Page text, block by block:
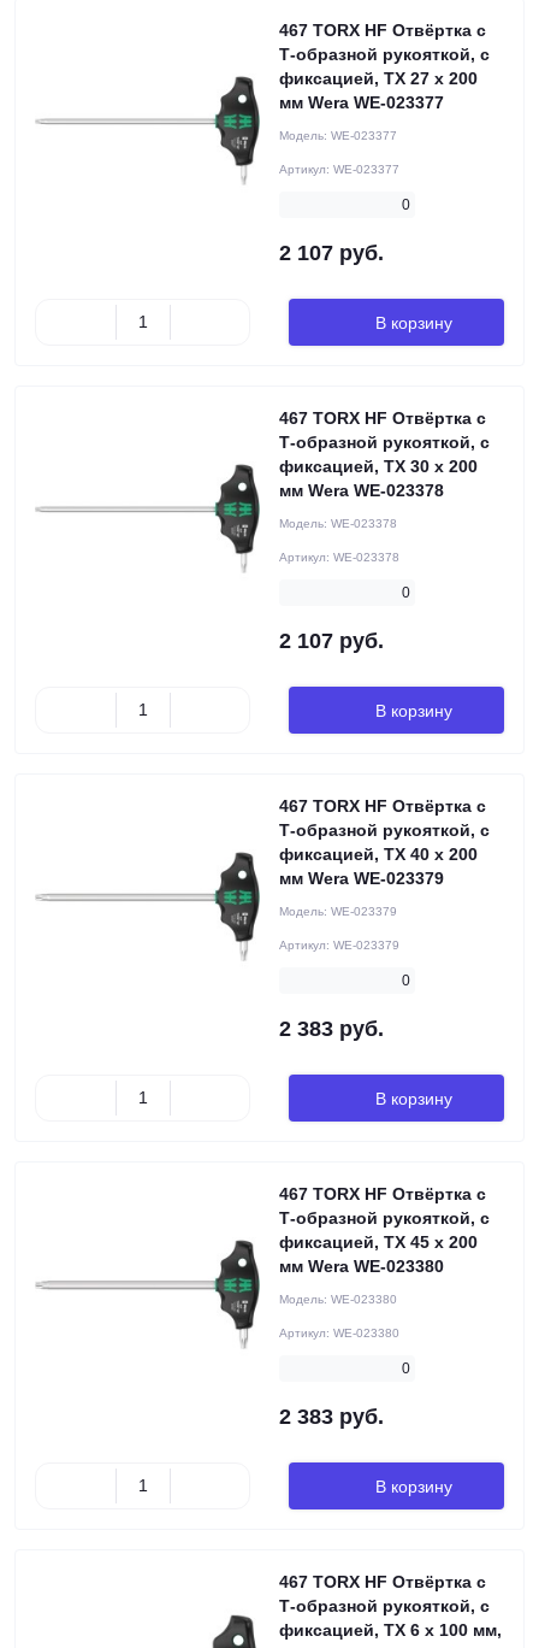
467 TORX HF Отвёртка с
Т-образной рукояткой, с
фиксацией, TX 27 x 200
мм Wera WE-023377
Модель: WE-023377
Артикул: WE-023377
0
2 107 руб.
В корзину
467 TORX HF Отвёртка с
Т-образной рукояткой, с
фиксацией, TX 30 x 200
мм Wera WE-023378
Модель: WE-023378
Артикул: WE-023378
0
2 107 руб.
В корзину
467 TORX HF Отвёртка с
Т-образной рукояткой, с
фиксацией, TX 40 x 200
мм Wera WE-023379
Модель: WE-023379
Артикул: WE-023379
0
2 383 руб.
В корзину
467 TORX HF Отвёртка с
Т-образной рукояткой, с
фиксацией, TX 45 x 200
мм Wera WE-023380
Модель: WE-023380
Артикул: WE-023380
0
2 383 руб.
В корзину
467 TORX HF Отвёртка с
Т-образной рукояткой, с
фиксацией, TX 6 x 100 мм,